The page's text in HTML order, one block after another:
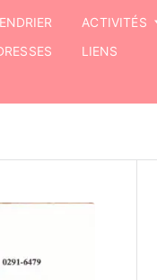
ACTIVITÉS
LIENS